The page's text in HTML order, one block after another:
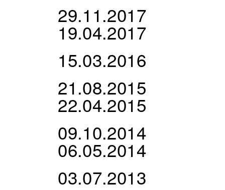
29.11.2017
19.04.2017
15.03.2016
21.08.2015
22.04.2015
09.10.2014
06.05.2014
03.07.2013